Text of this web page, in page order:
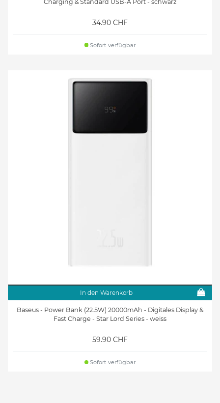
Charging & Standard USB-A Port - schwarz
34.90 CHF
Sofort verfügbar
In den Warenkorb
Baseus - Power Bank (22.5W) 20000mAh - Digitales Display &
Fast Charge - Star Lord Series - weiss
59.90 CHF
Sofort verfügbar